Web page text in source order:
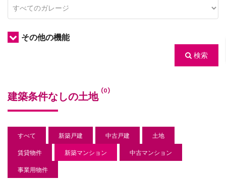
その他の機能
検索
建築条件なしの土地 (0)
すべて 新築戸建 中古戸建
土地
賃貸物件
新築マンション
中古マンション
事業用物件
top-